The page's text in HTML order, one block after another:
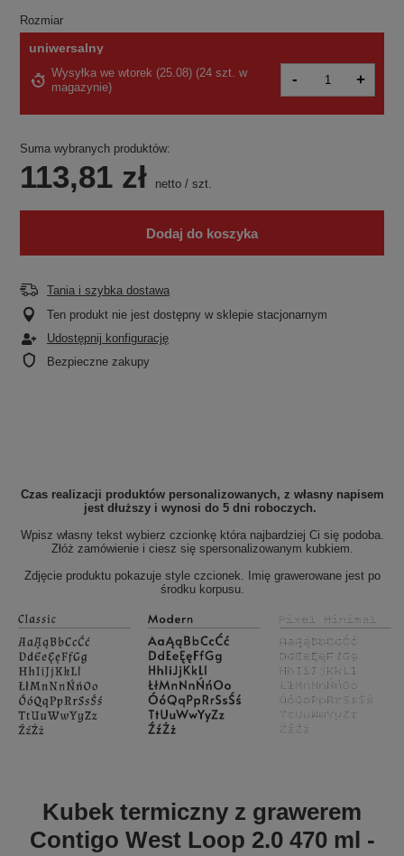
Rozmiar
uniwersalny
Wysyłka we wtorek (25.08) (24 szt. w
magazynie) - +
Suma wybranych produktów:
113,81 zł netto / szt.
Dodaj do koszyka
Tania i szybka dostawa
Ten produkt nie jest dostępny w sklepie stacjonarnym
Udostępnij konfigurację
Bezpieczne zakupy
Czas realizacji produktów personalizowanych, z własny napisem
jest dłuższy i wynosi do 5 dni roboczych.
Wpisz własny tekst wybierz czcionkę która najbardziej Ci się podoba.
Złóż zamówienie i ciesz się spersonalizowanym kubkiem.
Zdjęcie produktu pokazuje style czcionek. Imię grawerowane jest po
środku korpusu.
Kubek termiczny z grawerem
Contigo West Loop 2.0 470 ml -